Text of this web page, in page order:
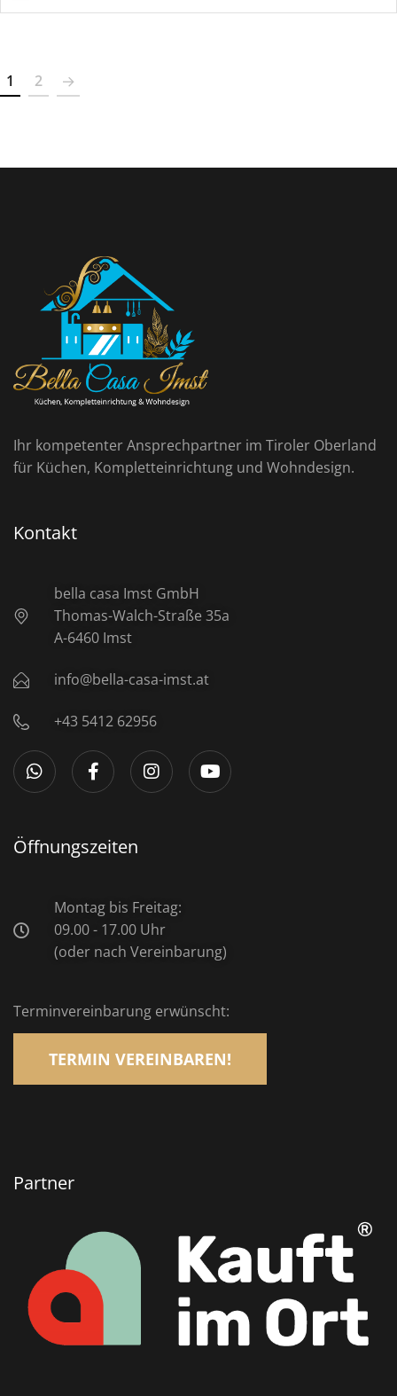
1 2
Ihr kompetenter Ansprechpartner im Tiroler Oberland
für Küchen, Kompletteinrichtung und Wohndesign.
Kontakt
bella casa Imst GmbH
Thomas-Walch-Straße 35a
A-6460 Imst
info@bella-casa-imst.at
+43 5412 62956
Öffnungszeiten
Montag bis Freitag:
09.00 - 17.00 Uhr
(oder nach Vereinbarung)
Terminvereinbarung erwünscht:
TERMIN VEREINBAREN!
Partner